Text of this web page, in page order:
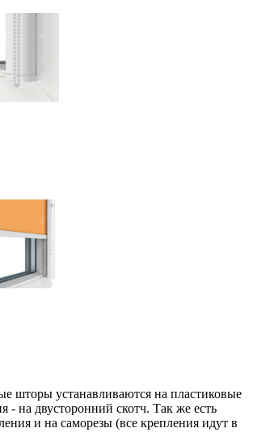
шторы устанавливаются на пластиковые
- на двусторонний скотч. Так же есть
и на саморезы (все крепления идут в